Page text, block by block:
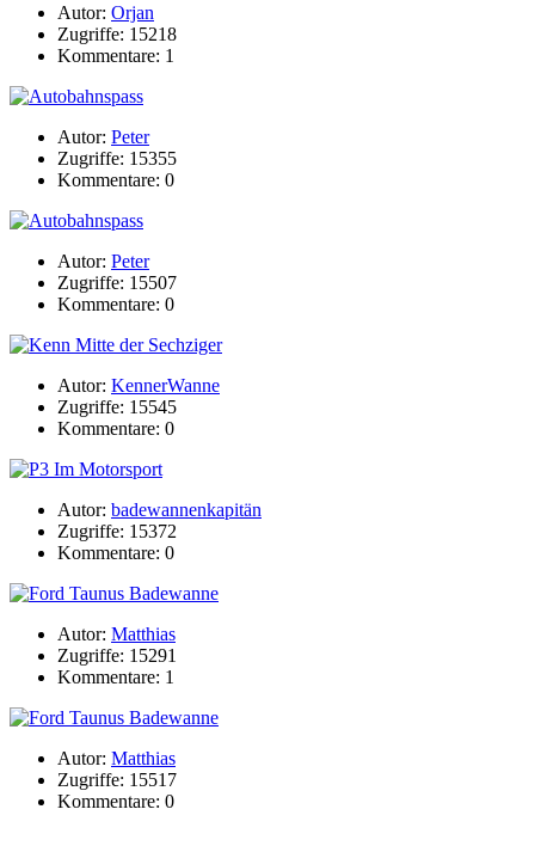
Autor: Orjan
Zugriffe: 15218
Kommentare: 1
Autor: Peter
Zugriffe: 15355
Kommentare: 0
Autor: Peter
Zugriffe: 15507
Kommentare: 0
Autor: KennerWanne
Zugriffe: 15545
Kommentare: 0
Autor: badewannenkapitän
Zugriffe: 15372
Kommentare: 0
Autor: Matthias
Zugriffe: 15291
Kommentare: 1
Autor: Matthias
Zugriffe: 15517
Kommentare: 0